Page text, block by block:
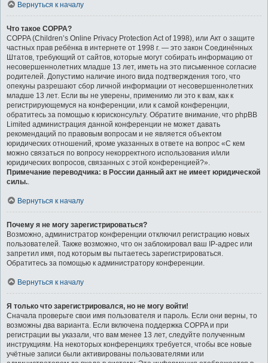
Вернуться к началу
Что такое COPPA?
COPPA (Children’s Online Privacy Protection Act of 1998), или Акт о защите
частных прав ребёнка в интернете от 1998 г. — это закон Соединённых
Штатов, требующий от сайтов, которые могут собирать информацию от
несовершеннолетних младше 13 лет, иметь на это письменное согласие
родителей. Допустимо наличие иного вида подтверждения того, что
опекуны разрешают сбор личной информации от несовершеннолетних
младше 13 лет. Если вы не уверены, применимо ли это к вам, как к
регистрирующемуся на конференции, или к самой конференции,
обратитесь за помощью к юрисконсульту. Обратите внимание, что phpBB
Limited администрация данной конференции не может давать
рекомендаций по правовым вопросам и не является объектом
юридических отношений, кроме указанных в ответе на вопрос «С кем
можно связаться по вопросу некорректного использования и/или
юридических вопросов, связанных с этой конференцией?».
Примечание переводчика: в России данный акт не имеет юридической
силы..
Вернуться к началу
Почему я не могу зарегистрироваться?
Возможно, администратор конференции отключил регистрацию новых
пользователей. Также возможно, что он заблокировал ваш IP-адрес или
запретил имя, под которым вы пытаетесь зарегистрироваться.
Обратитесь за помощью к администратору конференции.
Вернуться к началу
Я только что зарегистрировался, но не могу войти!
Сначала проверьте свои имя пользователя и пароль. Если они верны, то
возможны два варианта. Если включена поддержка COPPA и при
регистрации вы указали, что вам менее 13 лет, следуйте полученным
инструкциям. На некоторых конференциях требуется, чтобы все новые
учётные записи были активированы пользователями или